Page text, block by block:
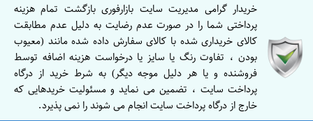
خریدار گرامی مدیریت سایت بازارفوری بازگشت تمام هزینه
پرداختی شما را در صورت عدم رضایت به دلیل عدم مطابقت
کالای خریداری شده با کالای سفارش داده شده مانند (معیوب
بودن ، تفاوت رنگ یا سایز یا درخواست هزینه اضافه توسط
فروشنده و یا هر دلیل موجه دیگر) به شرط خرید از درگاه
پرداخت سایت ، تضمین می نماید و مسئولیت خریدهایی که
خارج از درگاه پرداخت سایت انجام می شوند را نمی پذیرد.